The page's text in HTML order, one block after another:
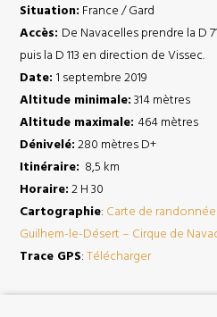
Situation: France / Gard
Accès: De Navacelles prendre la D
puis la D 113 en direction de Vissec.
Date:1 septembre 2019
Altitude minimale: 314 mètres
Altitude maximale: 464 mètres
Dénivelé: 280 mètres D+
Itinéraire: 8,5 km
Horaire: 2 H 30
Cartographie: Carte de randonnée
Guilhem-le-Désert – Cirque de
Trace GPS:Télécharger